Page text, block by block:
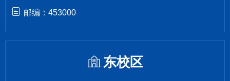
邮编：453000
东校区